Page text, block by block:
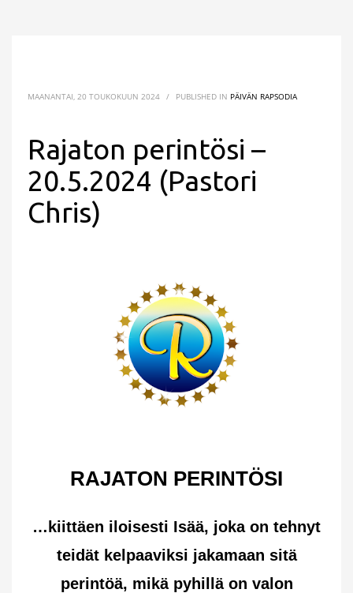
MAANANTAI, 20 TOUKOKUUN 2024 / PUBLISHED IN PÄIVÄN RAPSODIA
Rajaton perintösi –
20.5.2024 (Pastori
Chris)
RAJATON PERINTÖSI
…kiittäen iloisesti Isää, joka on tehnyt
teidät kelpaaviksi jakamaan sitä
perintöä, mikä pyhillä on valon